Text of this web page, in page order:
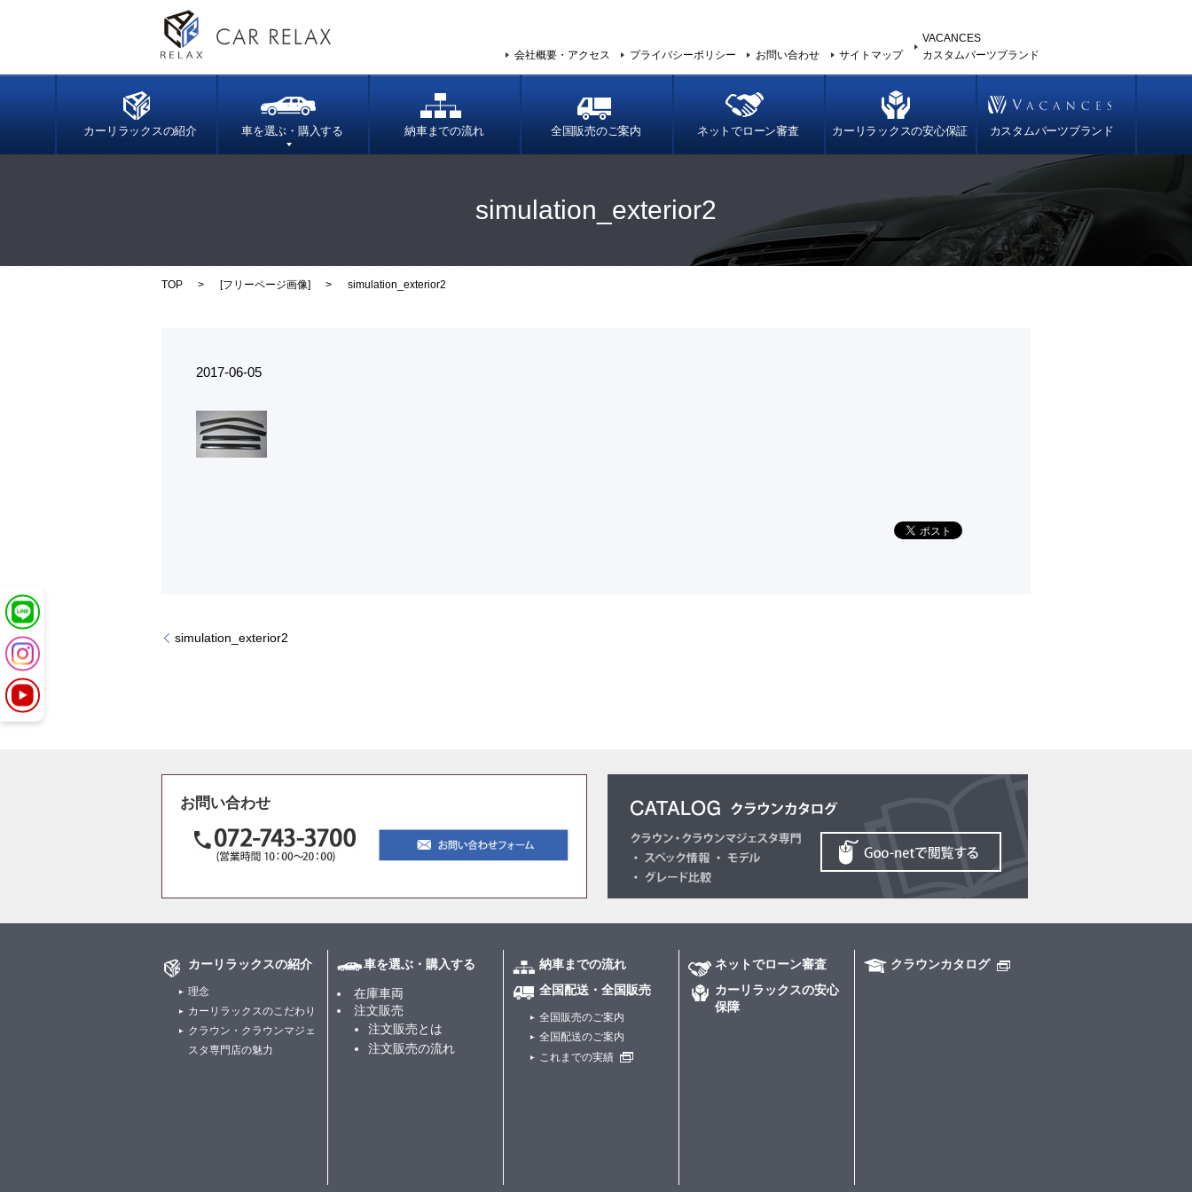
会社概要・アクセス プライバシーポリシー お問い合わせ サイトマップ
VACANCES
カスタムパーツブランド
カーリラックスの紹介 車を選ぶ・購入する 納車までの流れ 全国販売のご案内 ネットでローン審査 カーリラックスの安心保証 カスタムパーツブランド
simulation_exterior2
TOP [フリーページ画像] simulation_exterior2
2017-06-05
simulation_exterior2
お問い合わせ
カーリラックスの紹介
理念
カーリラックスのこだわり
クラウン・クラウンマジェ
スタ専門店の魅力
車を選ぶ・購入する
在庫車両
注文販売
注文販売とは
注文販売の流れ
納車までの流れ
全国配送・全国販売
全国販売のご案内
全国配送のご案内
これまでの実績
ネットでローン審査
カーリラックスの安心
保障
クラウンカタログ